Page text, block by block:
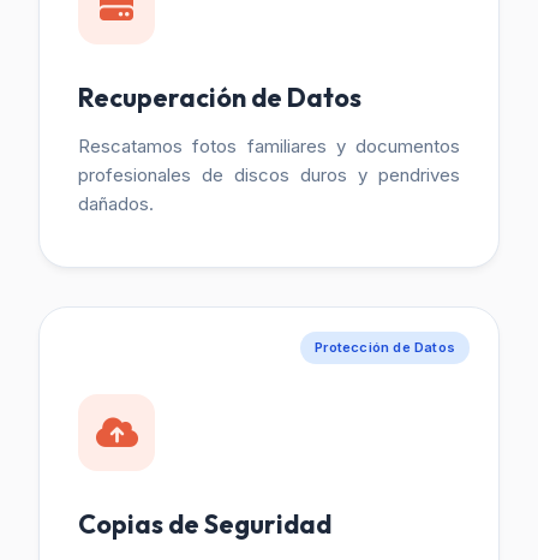
Recuperación de Datos
Rescatamos fotos familiares y documentos
profesionales de discos duros y pendrives
dañados.
Protección de Datos
Copias de Seguridad